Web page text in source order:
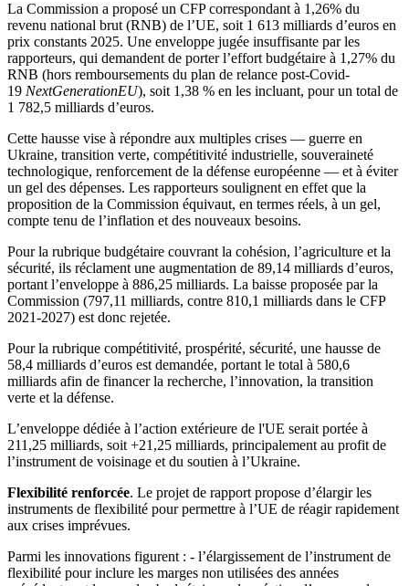
La Commission a proposé un CFP correspondant à 1,26% du
revenu national brut (RNB) de l’UE, soit 1 613 milliards d’euros en
prix constants 2025. Une enveloppe jugée insuffisante par les
rapporteurs, qui demandent de porter l’effort budgétaire à 1,27% du
RNB (hors remboursements du plan de relance post-Covid-
19 NextGenerationEU), soit 1,38 % en les incluant, pour un total de
1 782,5 milliards d’euros.
Cette hausse vise à répondre aux multiples crises — guerre en
Ukraine, transition verte, compétitivité industrielle, souveraineté
technologique, renforcement de la défense européenne — et à éviter
un gel des dépenses. Les rapporteurs soulignent en effet que la
proposition de la Commission équivaut, en termes réels, à un gel,
compte tenu de l’inflation et des nouveaux besoins.
Pour la rubrique budgétaire couvrant la cohésion, l’agriculture et la
sécurité, ils réclament une augmentation de 89,14 milliards d’euros,
portant l’enveloppe à 886,25 milliards. La baisse proposée par la
Commission (797,11 milliards, contre 810,1 milliards dans le CFP
2021-2027) est donc rejetée.
Pour la rubrique compétitivité, prospérité, sécurité, une hausse de
58,4 milliards d’euros est demandée, portant le total à 580,6
milliards afin de financer la recherche, l’innovation, la transition
verte et la défense.
L’enveloppe dédiée à l’action extérieure de l'UE serait portée à
211,25 milliards, soit +21,25 milliards, principalement au profit de
l’instrument de voisinage et du soutien à l’Ukraine.
Flexibilité renforcée. Le projet de rapport propose d’élargir les
instruments de flexibilité pour permettre à l’UE de réagir rapidement
aux crises imprévues.
Parmi les innovations figurent : - l’élargissement de l’instrument de
flexibilité pour inclure les marges non utilisées des années